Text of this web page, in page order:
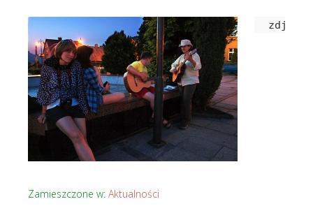
Zamieszczone w: Aktualności